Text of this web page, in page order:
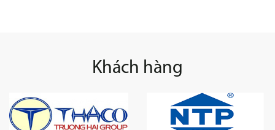
Khách hàng